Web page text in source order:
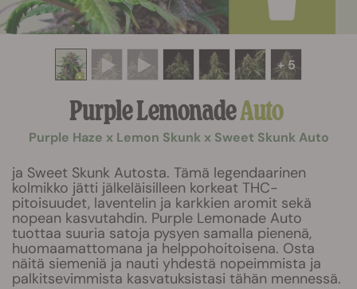
+ 5
Purple LemonadeAuto
Purple Haze x Lemon Skunk x Sweet Skunk Auto
ja Sweet Skunk Autosta. Tämä legendaarinen
kolmikko jätti jälkeläisilleen korkeat THC-
pitoisuudet, laventelin ja karkkien aromit sekä
nopean kasvutahdin. Purple Lemonade Auto
tuottaa suuria satoja pysyen samalla pienenä,
huomaamattomana ja helppohoitoisena. Osta
näitä siemeniä ja nauti yhdestä nopeimmista ja
palkitsevimmista kasvatuksistasi tähän mennessä.